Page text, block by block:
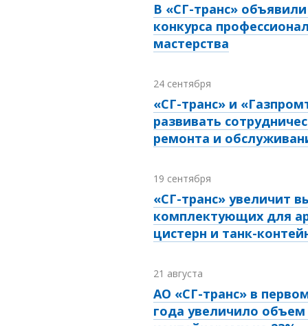
В «СГ-транс»
конкурса
мастерства
24 сентября
«СГ-транс» и
развивать
ремонта и
19 сентября
«СГ-транс» увеличит
комплектующих для
цистерн и танк-
21 августа
АО «СГ-транс» в
года увеличило объем